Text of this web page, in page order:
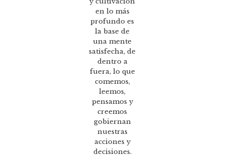
en lo más
profundo es
la base de
una mente
satisfecha, de
dentro a
fuera, lo que
comemos,
leemos,
pensamos y
creemos
gobiernan
nuestras
acciones y
decisiones.